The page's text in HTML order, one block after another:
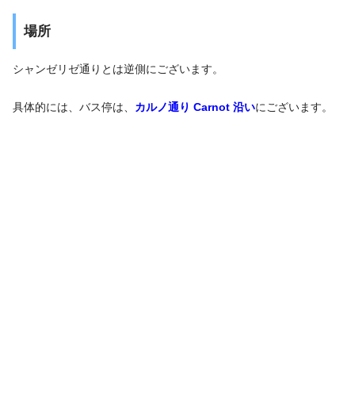
場所
シャンゼリゼ通りとは逆側にございます。
具体的には、バス停は、 カルノ通り Carnot 沿いにございます。